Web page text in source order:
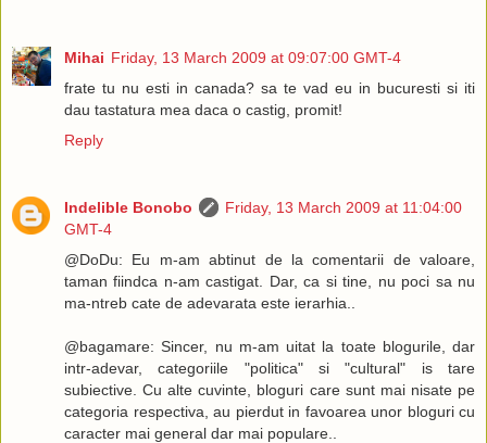
Mihai Friday, 13 March 2009 at 09:07:00 GMT-4
frate tu nu esti in canada? sa te vad eu in bucuresti si iti
dau tastatura mea daca o castig, promit!
Reply
Indelible Bonobo
Friday, 13 March 2009 at 11:04:00
GMT-4
@DoDu: Eu m-am abtinut de la comentarii de valoare,
taman fiindca n-am castigat. Dar, ca si tine, nu poci sa nu
ma-ntreb cate de adevarata este ierarhia..
@bagamare: Sincer, nu m-am uitat la toate blogurile, dar
intr-adevar, categoriile "politica" si "cultural" is tare
subiective. Cu alte cuvinte, bloguri care sunt mai nisate pe
categoria respectiva, au pierdut in favoarea unor bloguri cu
caracter mai general dar mai populare..